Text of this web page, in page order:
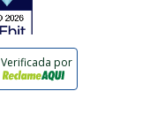
Verificada por